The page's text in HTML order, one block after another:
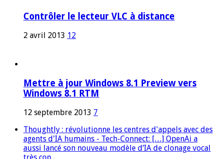
Contrôler le lecteur VLC à distance
2 avril 2013 12
Mettre à jour Windows 8.1 Preview vers
Windows 8.1 RTM
12 septembre 2013 7
Thoughtly : révolutionne les centres d'appels avec des
agents d'IA humains - Tech-Connect: […] OpenAi a
aussi lancé son nouveau modèle d’IA de clonage vocal
très con...